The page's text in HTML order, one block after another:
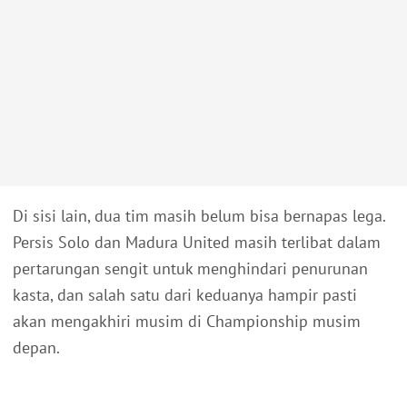
Di sisi lain, dua tim masih belum bisa bernapas lega.
Persis Solo dan Madura United masih terlibat dalam
pertarungan sengit untuk menghindari penurunan
kasta, dan salah satu dari keduanya hampir pasti
akan mengakhiri musim di Championship musim
depan.